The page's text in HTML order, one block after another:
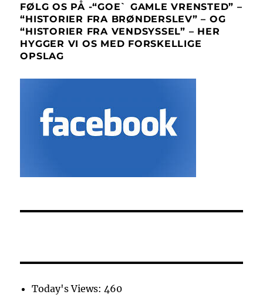
FØLG OS PÅ -“GOE` GAMLE VRENSTED” –
“HISTORIER FRA BRØNDERSLEV” – OG
“HISTORIER FRA VENDSYSSEL” – HER
HYGGER VI OS MED FORSKELLIGE
OPSLAG
Today's Views: 460